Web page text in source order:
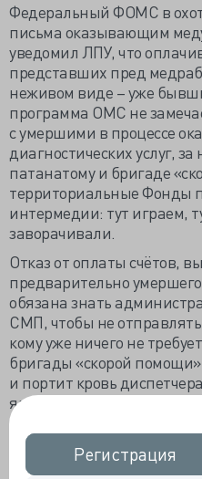
Регистрация
Регистрация
Федеральный ФОМС в
письма оказывающим
уведомил ЛПУ, что
представших пред
неживом виде – уже
программа ОМС не
с умершими в процессе
диагностических услуг,
патанатому и бригаде
территориальные Фонды
интермедии: тут играем,
заворачивали.
Отказ от оплаты счётов,
предварительно
обязана знать
СМП, чтобы не
кому уже ничего не
бригады «скорой
и портит кровь
явление, гораздо
от целой системы
Минздрав и ФФОМС
преференций